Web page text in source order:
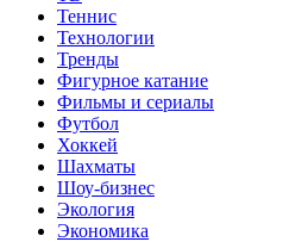
Теннис
Технологии
Тренды
Фигурное катание
Фильмы и сериалы
Футбол
Хоккей
Шахматы
Шоу-бизнес
Экология
Экономика